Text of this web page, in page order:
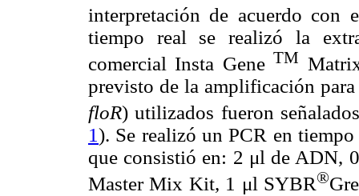
interpretación de acuerdo con
tiempo real se realizó la
comercial Insta Gene TM
previsto de la amplificación
floR) utilizados fueron
1). Se realizó un PCR en
que consistió en: 2 μl de ADN,
Master Mix Kit, 1 μl SYBR®